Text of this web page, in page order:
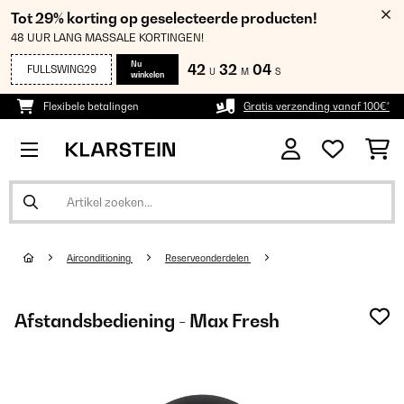
Tot 29% korting op geselecteerde producten!
48 UUR LANG MASSALE KORTINGEN!
FULLSWING29
Nu
winkelen
42 U 32 M 03 S
Flexibele betalingen Gratis verzending vanaf 100€*
Airconditioning Reserveonderdelen
Afstandsbediening - Max Fresh